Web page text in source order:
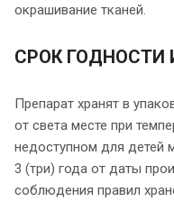
окрашивание тканей.
СРОК ГОДНОСТИ
Препарат хранят в
от света месте при
недоступном для детей
3 (три) года от даты
соблюдения правил